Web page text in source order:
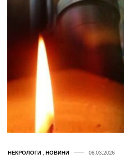
НЕКРОЛОГИ НОВИНИ 06.03.2026